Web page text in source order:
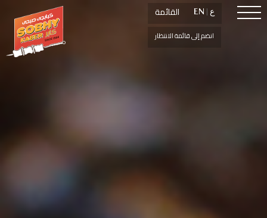
انضم إلى قائمة الانتظار
القائمة EN | ع
انضم إلى قائمة الانتظار
القائمة EN | ع